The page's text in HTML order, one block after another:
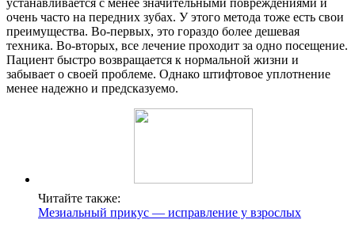
очень часто на передних зубах. У этого метода тоже есть свои
преимущества. Во-первых, это гораздо более дешевая
техника. Во-вторых, все лечение проходит за одно посещение.
Пациент быстро возвращается к нормальной жизни и
забывает о своей проблеме. Однако штифтовое уплотнение
менее надежно и предсказуемо.
Читайте также:
Мезиальный прикус — исправление у взрослых